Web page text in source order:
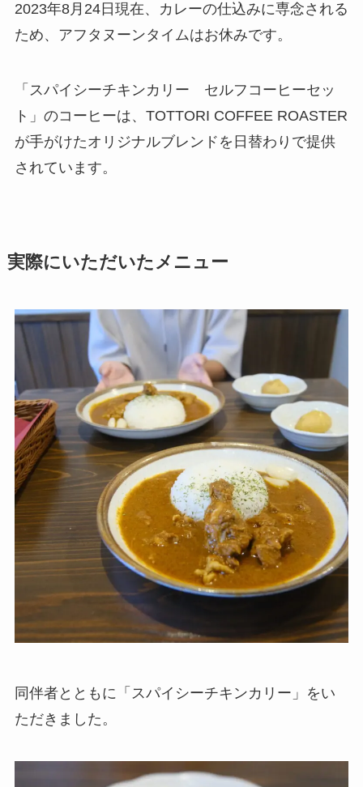
2023年8月24日現在、カレーの仕込みに専念される
ため、アフタヌーンタイムはお休みです。
「スパイシーチキンカリー セルフコーヒーセッ
ト」のコーヒーは、TOTTORI COFFEE ROASTER
が手がけたオリジナルブレンドを日替わりで提供
されています。
実際にいただいたメニュー
同伴者とともに「スパイシーチキンカリー」をい
ただきました。